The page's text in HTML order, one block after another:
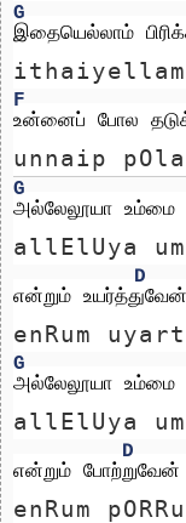
G
இதையெல்லாம்
F
உன்னைப் போல
unnaip
G
அல்லேலூயா உம்மை
allElUya
D
என்றும் உயர்த்துவேன்
enRum
G
அல்லேலூயா உம்மை
allElUya
D
என்றும் போற்றுவேன்
enRum